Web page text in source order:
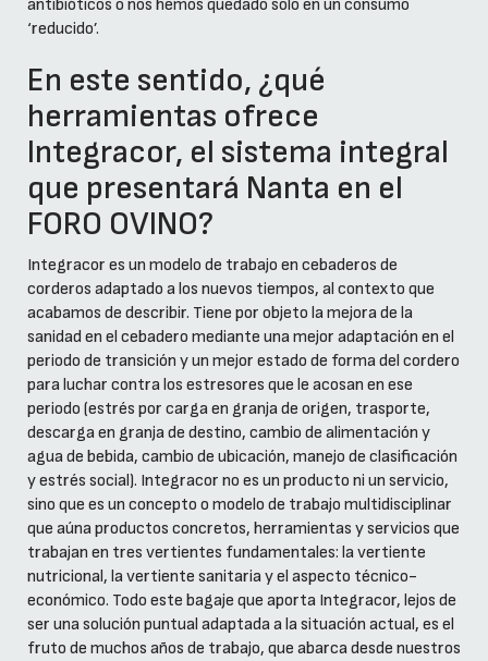
antibióticos o nos hemos quedado solo en un consumo
‘reducido’.
En este sentido, ¿qué
herramientas ofrece
Integracor, el sistema integral
que presentará Nanta en el
FORO OVINO?
Integracor es un modelo de trabajo en cebaderos de
corderos adaptado a los nuevos tiempos, al contexto que
acabamos de describir. Tiene por objeto la mejora de la
sanidad en el cebadero mediante una mejor adaptación en el
periodo de transición y un mejor estado de forma del cordero
para luchar contra los estresores que le acosan en ese
periodo (estrés por carga en granja de origen, trasporte,
descarga en granja de destino, cambio de alimentación y
agua de bebida, cambio de ubicación, manejo de clasificación
y estrés social). Integracor no es un producto ni un servicio,
sino que es un concepto o modelo de trabajo multidisciplinar
que aúna productos concretos, herramientas y servicios que
trabajan en tres vertientes fundamentales: la vertiente
nutricional, la vertiente sanitaria y el aspecto técnico-
económico. Todo este bagaje que aporta Integracor, lejos de
ser una solución puntual adaptada a la situación actual, es el
fruto de muchos años de trabajo, que abarca desde nuestros